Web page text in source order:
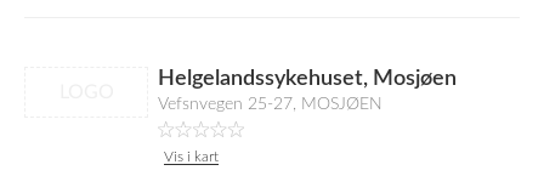
Helgelandssykehuset, Mosjøen
Vefsnvegen 25-27, MOSJØEN
Vis i kart